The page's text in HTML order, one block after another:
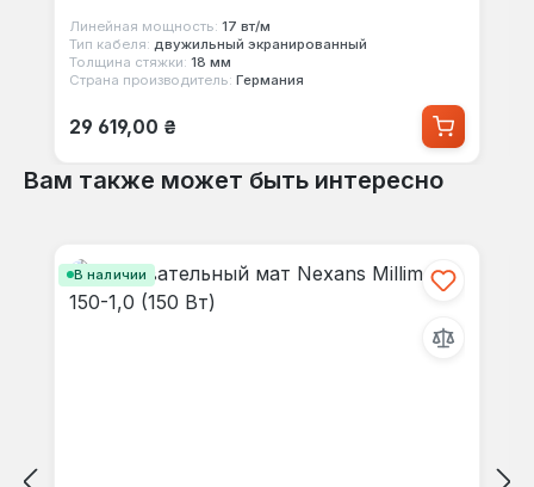
Линейная мощность: 17 вт/м
Тип кабеля: двужильный экранированный
Толщина стяжки: 18 мм
Страна производитель: Германия
Обычная цена:
29 619,00 ₴
Вам также может быть интересно
В наличии